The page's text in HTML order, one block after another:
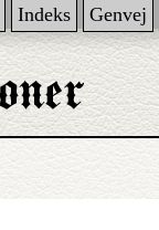
Indeks Genvej